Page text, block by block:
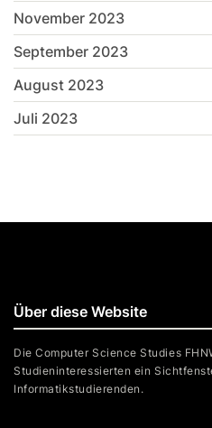
November 2023
September 2023
August 2023
Juli 2023
Über diese Website
Die Computer Science Studies
Studieninteressierten ein
Informatikstudierenden.